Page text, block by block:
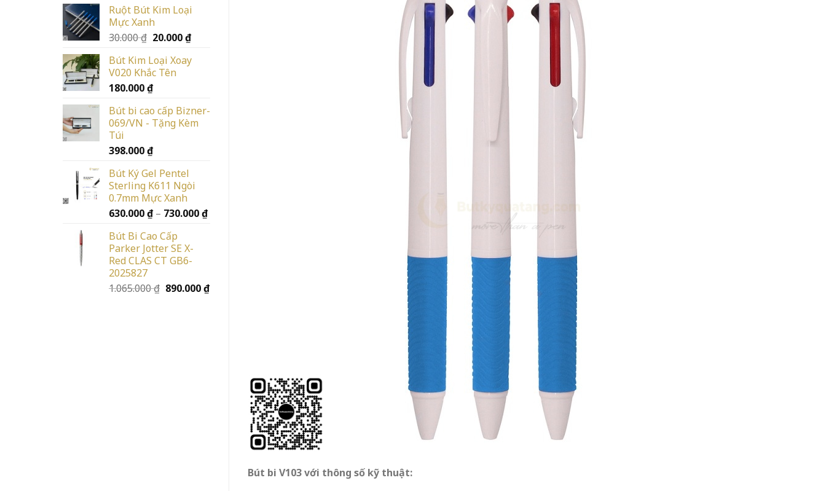
Ruột Bút Kim Loại
Mực Xanh
30.000₫ Giá
là:
30.000 ₫.
20.000₫Giá
tại
Bút Kim Loại Xoay
V020 Khắc Tên
180.000₫
Bút bi cao cấp Bizner-
069/VN - Tặng Kèm
Túi
398.000₫
Bút Ký Gel Pentel
Sterling K611 Ngòi
0.7mm Mực Xanh
630.000₫ – 730.000₫Khoảng
Bút Bi Cao Cấp
Parker Jotter SE X-
Red CLAS CT GB6-
2025827
1.065.000₫ Giá
890.000₫Giá
Bút bi V103với thông số kỹ thuật: